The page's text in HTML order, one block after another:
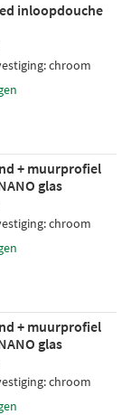
inloopdouche
chroom
+ muurprofiel
glas
chroom
+ muurprofiel
glas
chroom